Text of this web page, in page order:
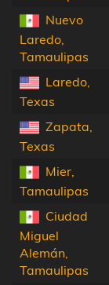
Nuevo
Laredo,
Tamaulipas
Laredo,
Texas
Zapata,
Texas
Mier,
Tamaulipas
Ciudad
Miguel
Alemán,
Tamaulipas